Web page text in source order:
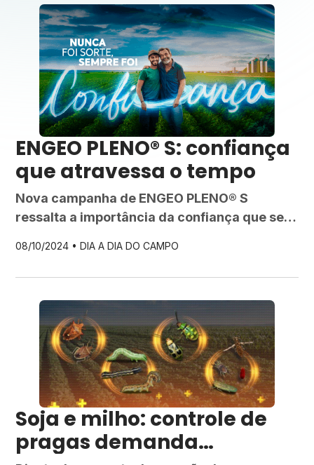
ENGEO PLENO® S: confiança
que atravessa o tempo
Nova campanha de ENGEO PLENO® S
ressalta a importância da confiança que se
geração após geração.
08/10/2024 •DIA A DIA DO CAMPO
Soja e milho: controle de
pragas demanda